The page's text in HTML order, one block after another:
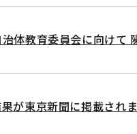
体教育委員会に向けて
が東京新聞に掲載されま